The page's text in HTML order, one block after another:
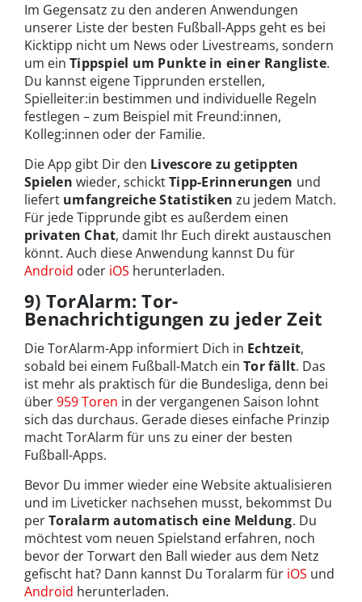
Im Gegensatz zu den anderen Anwendungen
unserer Liste der besten Fußball-Apps geht es bei
Kicktipp nicht um News oder Livestreams, sondern
um ein Tippspiel um Punkte in einer Rangliste.
Du kannst eigene Tipprunden erstellen,
Spielleiter:in bestimmen und individuelle Regeln
festlegen – zum Beispiel mit Freund:innen,
Kolleg:innen oder der Familie.
Die App gibt Dir den Livescore zu getippten
Spielenwieder, schicktTipp-Erinnerungen und
liefert umfangreiche Statistiken zu jedem Match.
Für jede Tipprunde gibt es außerdem einen
privaten Chat, damit Ihr Euch direkt austauschen
könnt. Auch diese Anwendung kannst Du für
Android oder iOS herunterladen.
9) TorAlarm: Tor-
Benachrichtigungen zu jeder Zeit
Die TorAlarm-App informiert Dich in Echtzeit,
sobald bei einem Fußball-Match ein Tor fällt. Das
ist mehr als praktisch für die Bundesliga, denn bei
über959 Toren in der vergangenen Saison lohnt
sich das durchaus. Gerade dieses einfache Prinzip
macht TorAlarm für uns zu einer der besten
Fußball-Apps.
Bevor Du immer wieder eine Website aktualisieren
und im Liveticker nachsehen musst, bekommst Du
perToralarm automatisch eine Meldung. Du
möchtest vom neuen Spielstand erfahren, noch
bevor der Torwart den Ball wieder aus dem Netz
gefischt hat? Dann kannst Du Toralarm für iOS und
Android herunterladen.